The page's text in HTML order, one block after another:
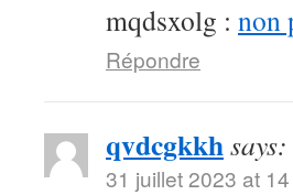
mqdsxolg : non
Répondre
qvdcgkkhsays:
31 juillet 2023 at